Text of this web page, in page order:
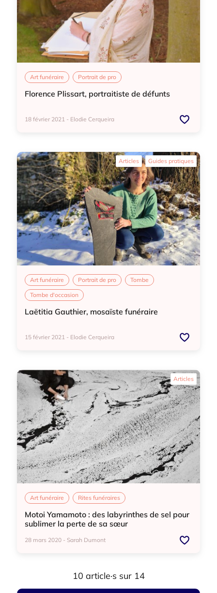
Art funéraire Portrait de pro
Florence Plissart, portraitiste de défunts
18 février 2021 - Elodie Cerqueira
Art funéraire Portrait de pro Tombe
Tombe d'occasion
Laëtitia Gauthier, mosaïste funéraire
15 février 2021 - Elodie Cerqueira
Articles Guides pratiques
Tombe d'occasion
Art funéraire Rites funéraires
Motoi Yamamoto : des labyrinthes de sel pour
sublimer la perte de sa sœur
28 mars 2020 - Sarah Dumont
Articles
10 article·s sur 14